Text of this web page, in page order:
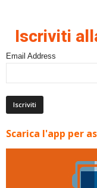
Iscriviti
Email Address
Scarica l'app per